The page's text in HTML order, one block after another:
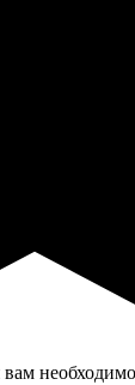
необходимо